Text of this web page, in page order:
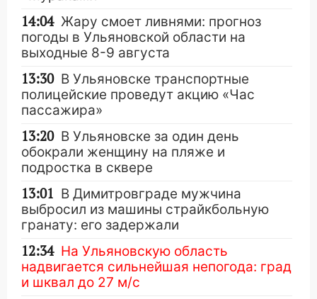
14:04 Жару смоет ливнями: прогноз
погоды в Ульяновской области на
выходные 8-9 августа
13:30 В Ульяновске транспортные
полицейские проведут акцию «Час
пассажира»
13:20 В Ульяновске за один день
обокрали женщину на пляже и
подростка в сквере
13:01 В Димитровграде мужчина
выбросил из машины страйкбольную
гранату: его задержали
12:34 На Ульяновскую область
надвигается сильнейшая непогода: град
и шквал до 27 м/с